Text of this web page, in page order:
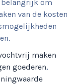
om
van de kosten
maken
goederen,